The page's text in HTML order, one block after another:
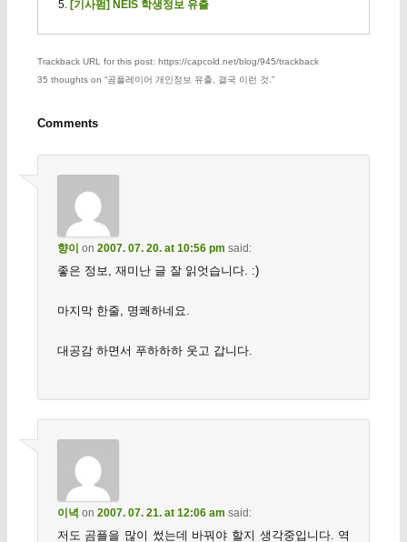
[기사펌] NEIS 학생정보 유출
Trackback URL for this post: https://capcold.net/blog/945/trackback
35 thoughts on “곰플레이어 개인정보 유출, 결국 이런 것. ”
Comments
향이 on 2007. 07. 20. at 10:56 pm said:
좋은 정보, 재미난 글 잘 읽엇습니다. :)
마지막 한줄, 명쾌하네요.
대공감 하면서 푸하하하 웃고 갑니다.
이녁 on 2007. 07. 21. at 12:06 am said:
저도 곰플을 많이 썼는데 바꿔야 할지 생각중입니다. 역